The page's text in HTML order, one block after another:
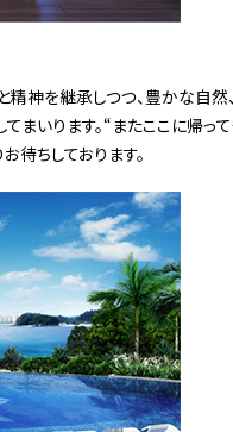
精神を継承しつつ、豊かな自
まいります。“またここに帰っ
待ちしております。